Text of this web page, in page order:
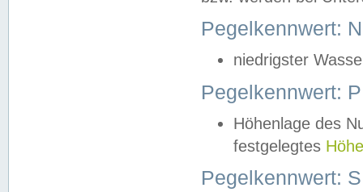
Pegelkennwert:
niedrigster
Pegelkennwert:
Höhenlage des
festgelegtes
Pegelkennwert: